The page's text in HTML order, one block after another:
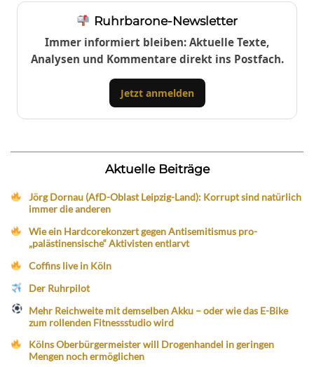
Ruhrbarone-Newsletter
Immer informiert bleiben: Aktuelle Texte,
Analysen und Kommentare direkt ins Postfach.
Jetzt anmelden
Aktuelle Beiträge
Jörg Dornau (AfD-Oblast Leipzig-Land): Korrupt sind natürlich
immer die anderen
Wie ein Hardcorekonzert gegen Antisemitismus pro-
„palästinensische“ Aktivisten entlarvt
Coffins live in Köln
Der Ruhrpilot
Mehr Reichweite mit demselben Akku – oder wie das E-Bike
zum rollenden Fitnessstudio wird
Kölns Oberbürgermeister will Drogenhandel in geringen
Mengen noch ermöglichen